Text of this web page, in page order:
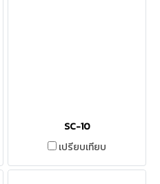
SC-10
เปรียบเทียบ